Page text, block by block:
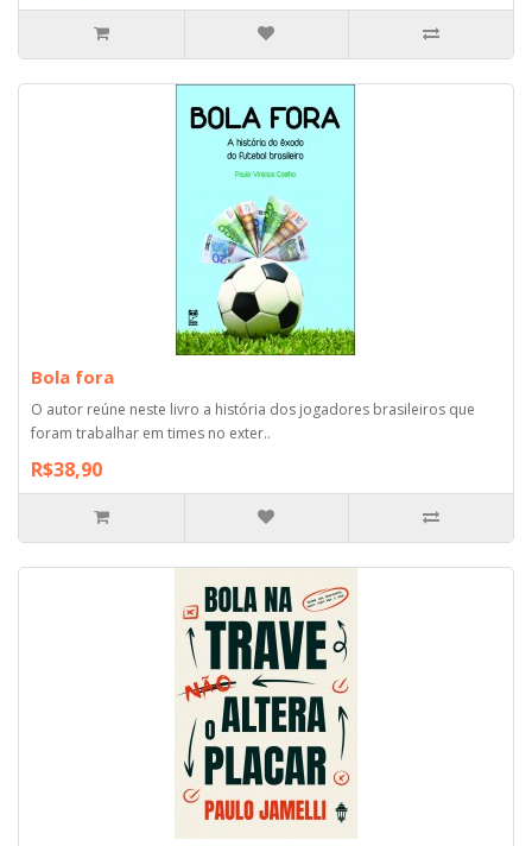
Bola fora
O autor reúne neste livro a história dos jogadores brasileiros que
foram trabalhar em times no exter..
R$38,90